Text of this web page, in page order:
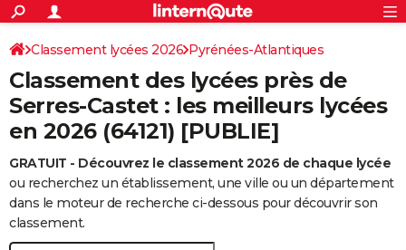
ACTUALITÉS
Politique
Société
Faits Divers
Education
Monde
Villes
+
SPORT
Coupe du monde 2026
Football
Tennis
Cyclisme
Rugby
Forum
Programme TV
TNT
Streaming
Cinéma
Sorties cinéma
Musique
+
FINANCE
Retraite
Impôts
Epargne
Immobilier
Risques naturels par ville
Banque
Assurance
Crédit
AUTO
Essais
Réserver un essai
Citadines
Berlines
SUV
Forum auto
+
HIGH-TECH
BRICOLAGE
Rechercher
S'inscrire
Connexion
Classement lycées 2026 Pyrénées-Atlantiques
Classement des lycées près de
Serres-Castet : les meilleurs lycées
en 2026 (64121) [PUBLIE]
GRATUIT - Découvrez le classement 2026 de chaque lycée
ou recherchez un établissement, une ville ou un département
dans le moteur de recherche ci-dessous pour découvrir son
classement.